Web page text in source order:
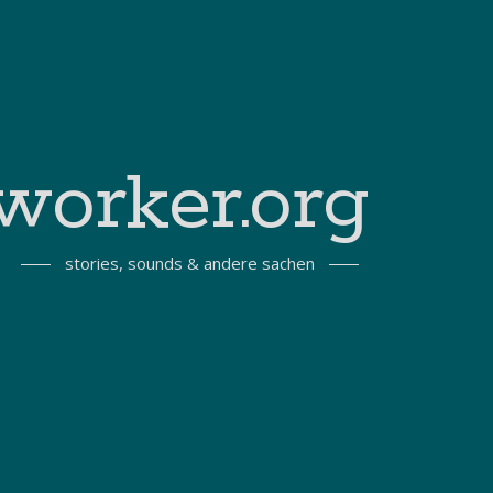
stories, sounds & andere sachen